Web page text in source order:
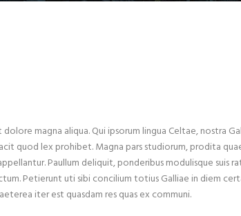
magna aliqua. Qui ipsorum lingua Celtae, nostra
quod lex prohibet. Magna pars studiorum, prodita
Paullum deliquit, ponderibus modulisque suis
Petierunt uti sibi concilium totius Galliae in diem
iter est quasdam res quas ex communi.